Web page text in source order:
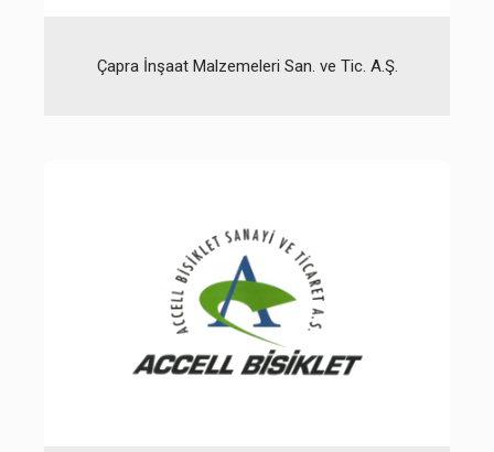
Çapra İnşaat Malzemeleri San. ve Tic. A.Ş.